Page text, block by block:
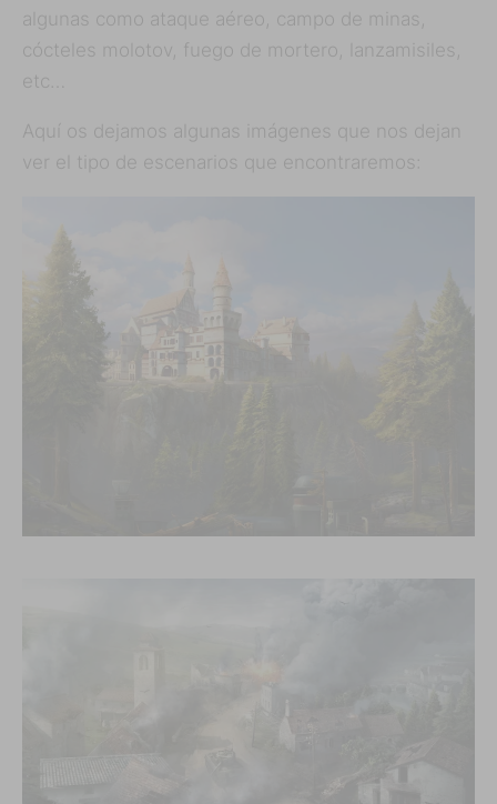
algunas como ataque aéreo, campo de minas,
cócteles molotov, fuego de mortero, lanzamisiles,
etc…
Aquí os dejamos algunas imágenes que nos dejan
ver el tipo de escenarios que encontraremos: